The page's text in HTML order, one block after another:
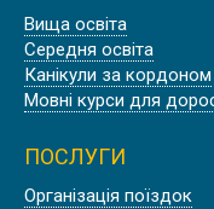
Вища освіта
Середня освіта
Канікули за кордоном
Мовні курси для
ПОСЛУГИ
Організація поїздок